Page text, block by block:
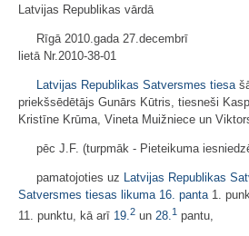
Latvijas Republikas vārdā
Rīgā 2010.gada 27.decembrī
lietā Nr.2010-38-01
Latvijas Republikas Satversmes tiesa
priekšsēdētājs Gunārs Kūtris, tiesneši
Kristīne Krūma, Vineta Muižniece un
pēc J.F. (turpmāk - Pieteikuma
pamatojoties uz Latvijas Republikas
Satversmes tiesas likuma 16. panta1.
11. punktu, kā arī 19.2 un 28.1 pantu,